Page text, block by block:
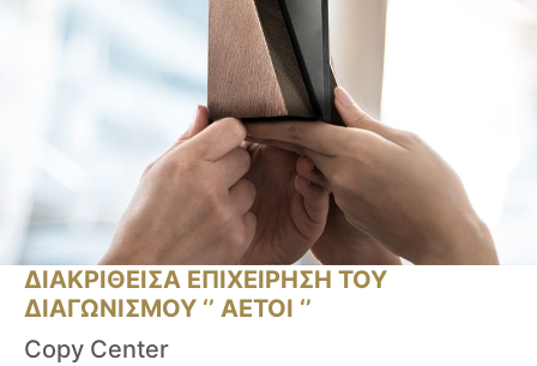
ΔΙΑΚΡΙΘΕΙΣΑ ΕΠΙΧΕΙΡΗΣΗ ΤΟΥ
ΔΙΑΓΩΝΙΣΜΟΥ ‘’ ΑΕΤΟΙ ‘’
Copy Center